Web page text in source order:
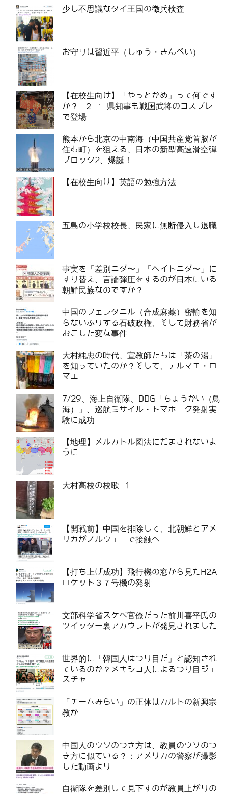
少し不思議なタイ王国の徴兵検査
お守りは習近平（しゅう・きんぺい）
【在校生向け】「やっとかめ」って何です
か？ ２ : 県知事も戦国武将のコスプレ
で登場
熊本から北京の中南海（中国共産党首脳が
住む町）を狙える、日本の新型高速滑空弾
ブロック2、爆誕！
【在校生向け】英語の勉強方法
五島の小学校校長、民家に無断侵入し退職
事実を「差別ニダ〜」「ヘイトニダ〜」に
すり替え、言論弾圧をするのが日本にいる
朝鮮民族なのですか？
中国のフェンタニル（合成麻薬）密輸を知
らないふりする石破政権、そして財務省が
おこした変な事件
大村純忠の時代、宣教師たちは「茶の湯」
を知っていたのか？そして、テルマエ・ロ
マエ
7/29、海上自衛隊、DDG「ちょうかい（鳥
海）」、巡航ミサイル・トマホーク発射実
験に成功
【地理】メルカトル図法にだまされないよ
うに
大村高校の校歌 1
【開戦前】中国を排除して、北朝鮮とアメ
リカがノルウェーで接触へ
【打ち上げ成功】飛行機の窓から見たH2A
ロケット３７号機の発射
文部科学省スケベ官僚だった前川喜平氏の
ツイッター裏アカウントが発見されました
世界的に「韓国人はつり目だ」と認知され
ているのか？メキシコ人によるつり目ジェ
スチャー
「チームみらい」の正体はカルトの新興宗
教か
中国人のウソのつき方は、教員のウソのつ
き方に似ている？：アメリカの警察が撮影
した動画より
自衛隊を差別して見下すのが教員上がりの